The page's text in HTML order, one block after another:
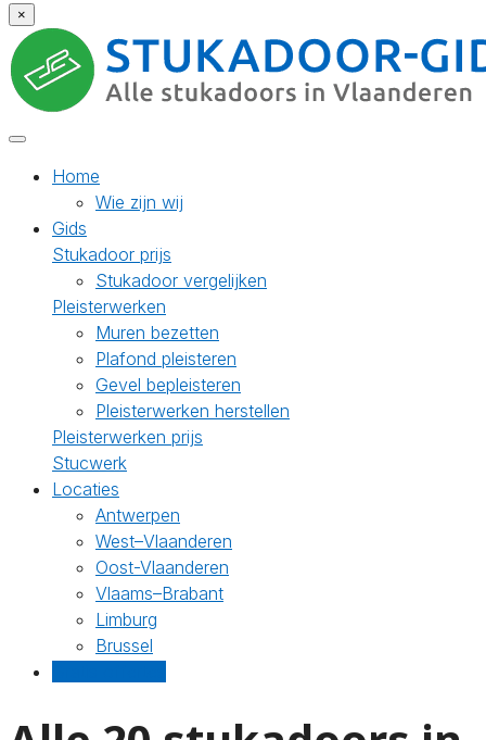
×
Home
Wie zijn wij
Gids
Stukadoor prijs
Stukadoor vergelijken
Pleisterwerken
Muren bezetten
Plafond pleisteren
Gevel bepleisteren
Pleisterwerken herstellen
Pleisterwerken prijs
Stucwerk
Locaties
Antwerpen
West–Vlaanderen
Oost-Vlaanderen
Vlaams–Brabant
Limburg
Brussel